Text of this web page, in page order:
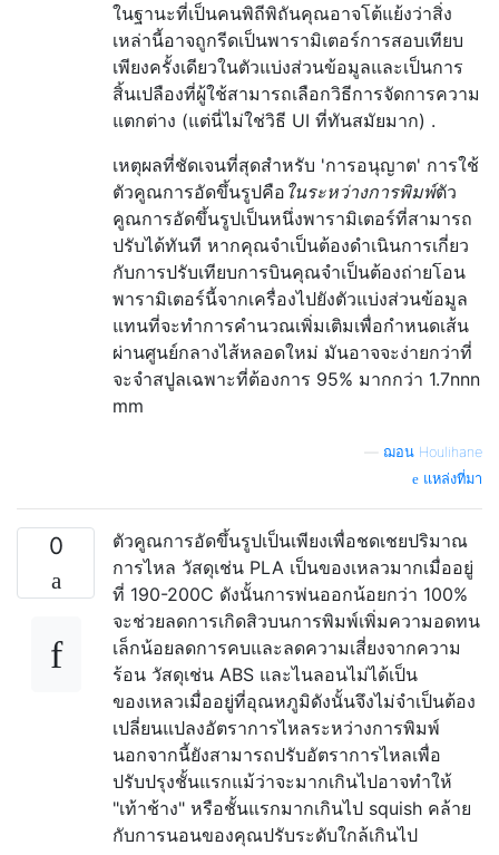
ในฐานะที่เป็นคนพิถีพิถันคุณอาจโต้แย้งว่าสิ่ง
เหล่านี้อาจถูกรีดเป็นพารามิเตอร์การสอบเทียบ
เพียงครั้งเดียวในตัวแบ่งส่วนข้อมูลและเป็นการ
สิ้นเปลืองที่ผู้ใช้สามารถเลือกวิธีการจัดการความ
แตกต่าง (แต่นี่ไม่ใช่วิธี UI ที่ทันสมัยมาก) .
เหตุผลที่ชัดเจนที่สุดสำหรับ 'การอนุญาต' การใช้
ตัวคูณการอัดขึ้นรูปคือ ในระหว่างการพิมพ์ตัว
คูณการอัดขึ้นรูปเป็นหนึ่งพารามิเตอร์ที่สามารถ
ปรับได้ทันที หากคุณจำเป็นต้องดำเนินการเกี่ยว
กับการปรับเทียบการบินคุณจำเป็นต้องถ่ายโอน
พารามิเตอร์นี้จากเครื่องไปยังตัวแบ่งส่วนข้อมูล
แทนที่จะทำการคำนวณเพิ่มเติมเพื่อกำหนดเส้น
ผ่านศูนย์กลางไส้หลอดใหม่ มันอาจจะง่ายกว่าที่
จะจำสปูลเฉพาะที่ต้องการ 95% มากกว่า 1.7nnn
mm
ฌอน Houlihane
แหล่งที่มา
0
ตัวคูณการอัดขึ้นรูปเป็นเพียงเพื่อชดเชยปริมาณ
การไหล วัสดุเช่น PLA เป็นของเหลวมากเมื่ออยู่
ที่ 190-200C ดังนั้นการพ่นออกน้อยกว่า 100%
จะช่วยลดการเกิดสิวบนการพิมพ์เพิ่มความอดทน
เล็กน้อยลดการคบและลดความเสี่ยงจากความ
ร้อน วัสดุเช่น ABS และไนลอนไม่ได้เป็น
ของเหลวเมื่ออยู่ที่อุณหภูมิดังนั้นจึงไม่จำเป็นต้อง
เปลี่ยนแปลงอัตราการไหลระหว่างการพิมพ์
นอกจากนี้ยังสามารถปรับอัตราการไหลเพื่อ
ปรับปรุงชั้นแรกแม้ว่าจะมากเกินไปอาจทำให้
"เท้าช้าง" หรือชั้นแรกมากเกินไป squish คล้าย
กับการนอนของคุณปรับระดับใกล้เกินไป